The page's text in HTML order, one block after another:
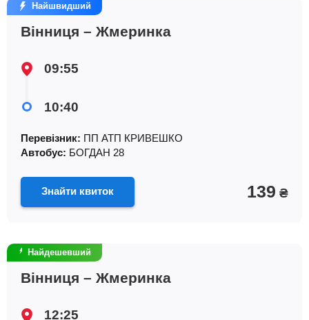
Найшвидший
Вінниця – Жмеринка
09:55
10:40
Перевізник: ПП АТП КРИВЕШКО
Автобус: БОГДАН 28
Знайти квиток 139 ₴
Найдешевший
Вінниця – Жмеринка
12:25